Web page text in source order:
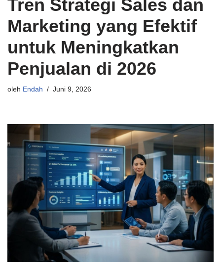
Tren Strategi Sales dan
Marketing yang Efektif
untuk Meningkatkan
Penjualan di 2026
oleh Endah Juni 9, 2026